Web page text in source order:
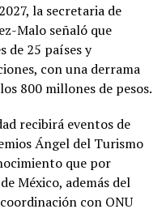
la secretaria de
Malo señaló que
de 25 países y
con una derrama
800 millones de pesos.
recibirá eventos de
Ángel del Turismo
que por
México, además del
con ONU